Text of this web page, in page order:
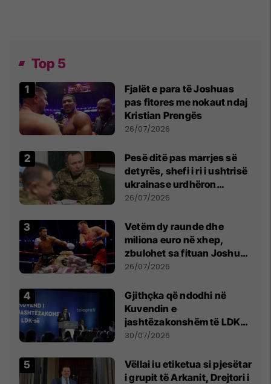
Top 5
Fjalët e para të Joshuas
pas fitores me nokaut ndaj
Kristian Prengës
26/07/2026
Pesë ditë pas marrjes së
detyrës, shefi i ri i ushtrisë
ukrainase urdhëron
kontroll të madh
26/07/2026
Vetëm dy raunde dhe
miliona euro në xhep,
zbulohet sa fituan Joshua
e Prenga
26/07/2026
Gjithçka që ndodhi në
Kuvendin e
jashtëzakonshëm të LDK-
së
30/07/2026
Vëllai iu etiketua si pjesëtar
i grupit të Arkanit, Drejtori i